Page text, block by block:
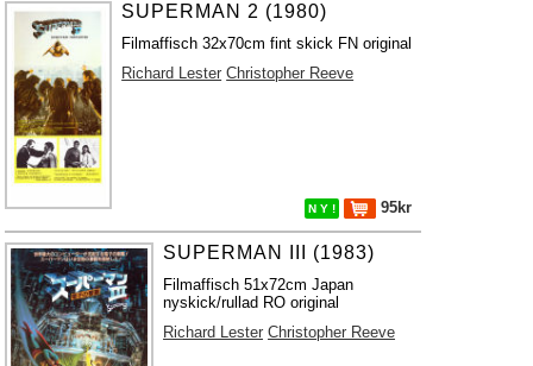
SUPERMAN 2 (1980)
Filmaffisch 32x70cm fint skick FN original
Richard Lester Christopher Reeve
N Y ! 95kr
SUPERMAN III (1983)
Filmaffisch 51x72cm Japan
nyskick/rullad RO original
Richard Lester Christopher Reeve